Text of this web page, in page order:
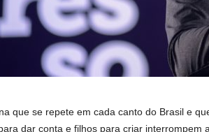
que se repete em cada canto do Brasil e
dar conta e filhos para criar interrompem